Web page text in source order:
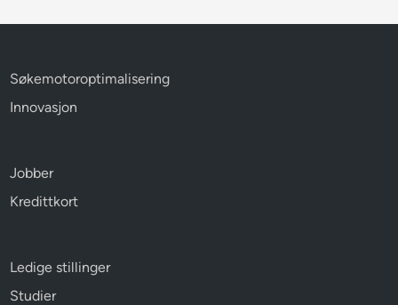
Søkemotoroptimalisering
Innovasjon
Jobber
Kredittkort
Ledige stillinger
Studier